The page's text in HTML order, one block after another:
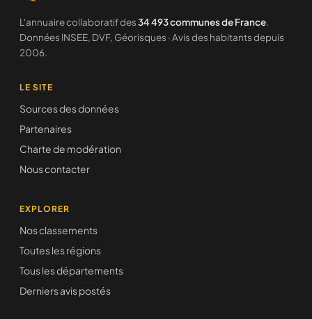
L'annuaire collaboratif des34 493 communes de France.
Données INSEE, DVF, Géorisques · Avis des habitants depuis
2006.
LE SITE
Sources des données
Partenaires
Charte de modération
Nous contacter
EXPLORER
Nos classements
Toutes les régions
Tous les départements
Derniers avis postés